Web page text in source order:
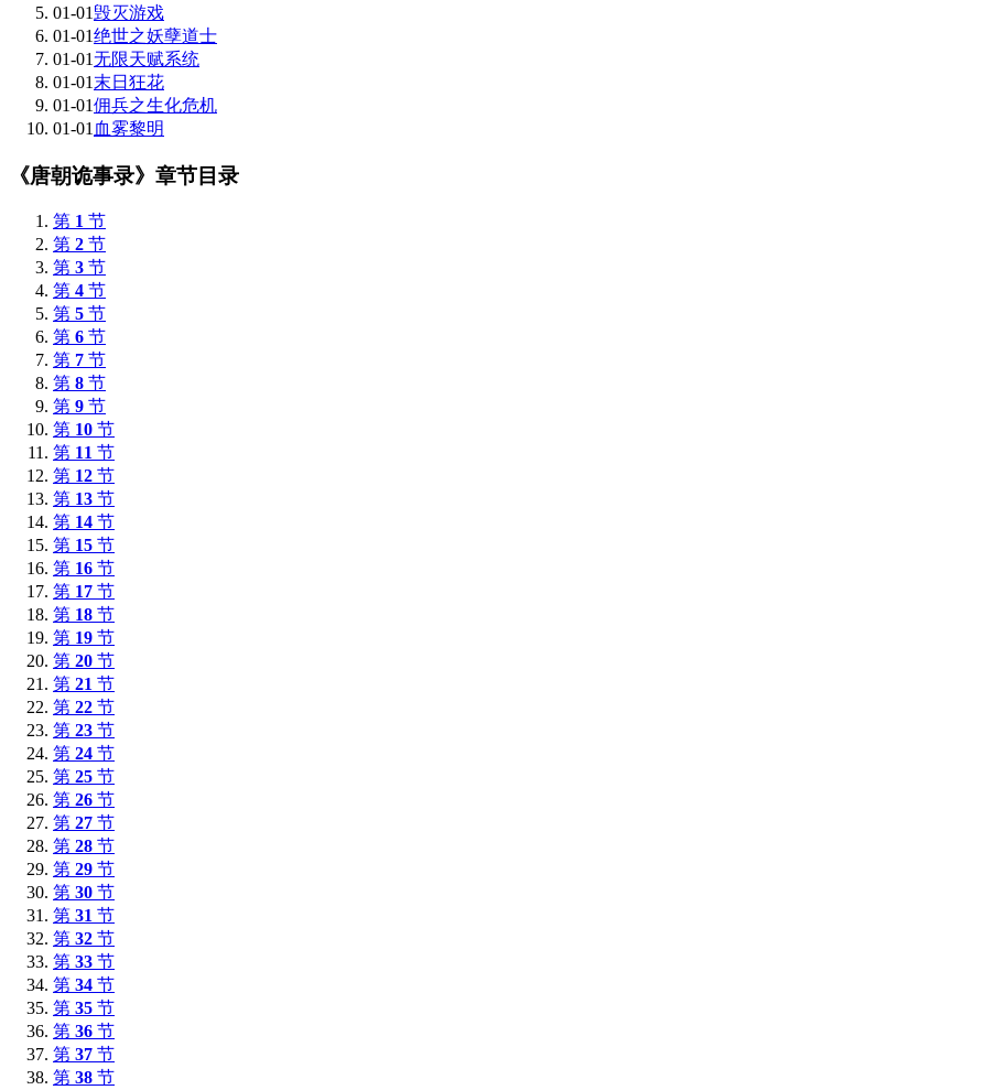
01-01 毁灭游戏
01-01绝世之妖孽道士
01-01无限天赋系统
01-01 末日狂花
01-01佣兵之生化危机
01-01 血雾黎明
《唐朝诡事录》章节目录
第 1 节
第 2 节
第 3 节
第 4 节
第 5 节
第 6 节
第 7 节
第 8 节
第 9 节
第 10 节
第 11 节
第 12 节
第 13 节
第 14 节
第 15 节
第 16 节
第 17 节
第 18 节
第 19 节
第 20 节
第 21 节
第 22 节
第 23 节
第 24 节
第 25 节
第 26 节
第 27 节
第 28 节
第 29 节
第 30 节
第 31 节
第 32 节
第 33 节
第 34 节
第 35 节
第 36 节
第 37 节
第 38 节